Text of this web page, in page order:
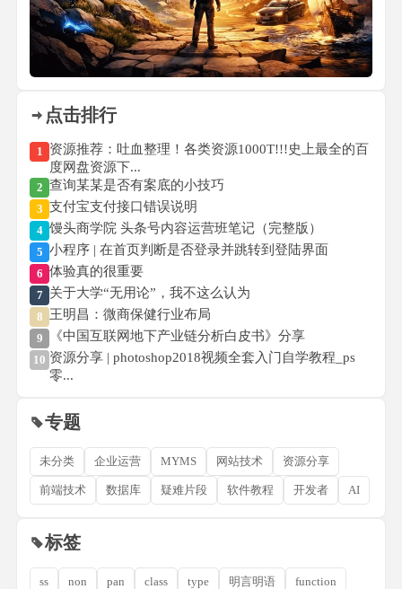
点击排行
1 资源推荐：吐血整理！各类资源1000T!!!史上最全的百
度网盘资源下...
2 查询某某是否有案底的小技巧
3 支付宝支付接口错误说明
4 馒头商学院 头条号内容运营班笔记（完整版）
5 小程序 | 在首页判断是否登录并跳转到登陆界面
6 体验真的很重要
7 关于大学“无用论”，我不这么认为
8 王明昌：微商保健行业布局
9 《中国互联网地下产业链分析白皮书》分享
10 资源分享 | photoshop2018视频全套入门自学教程_ps
零...
专题
未分类 企业运营 MYMS 网站技术 资源分享
前端技术 数据库 疑难片段 软件教程 开发者 AI
标签
ss non pan class type 明言明语 function